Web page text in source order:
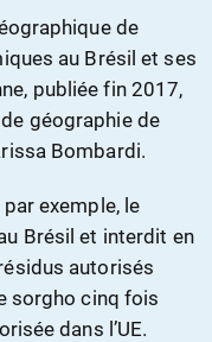
de
au Brésil et ses
publiée fin 2017,
géographie de
Bombardi.
exemple, le
Brésil et interdit en
autorisés
sorgho cinq fois
dans l’UE.